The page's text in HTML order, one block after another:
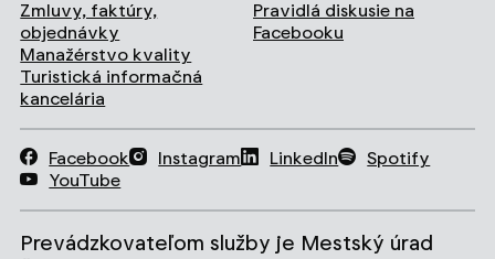
Zmluvy, faktúry,
objednávky
Manažérstvo kvality
Turistická informačná
kancelária
Pravidlá diskusie na
Facebooku
Facebook Instagram LinkedIn
Spotify
YouTube
Prevádzkovateľom služby je Mestský úrad